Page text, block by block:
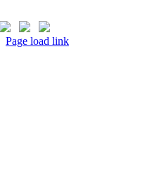
Page load link